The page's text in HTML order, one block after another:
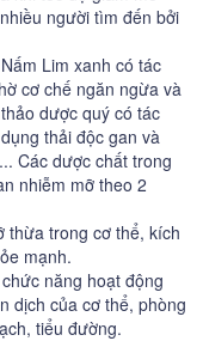
người tìm đến bởi
Lim xanh có tác
cơ chế ngăn ngừa và
dược quý có tác
thải độc gan và
... Các dược chất trong
nhiễm mỡ theo 2
thừa trong cơ thể, kích
mạnh.
năng hoạt động
dịch của cơ thể, phòng
tiểu đường.